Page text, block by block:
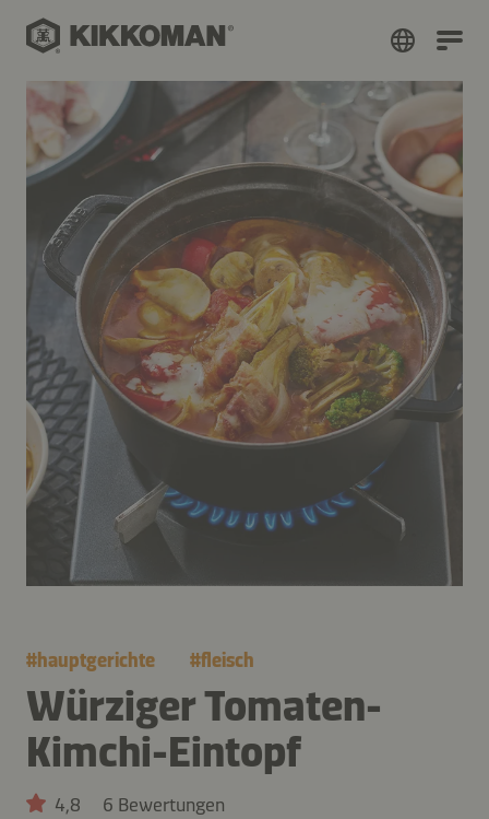
#hauptgerichte #fleisch
Würziger Tomaten-
Kimchi-Eintopf
4,8 6 Bewertungen